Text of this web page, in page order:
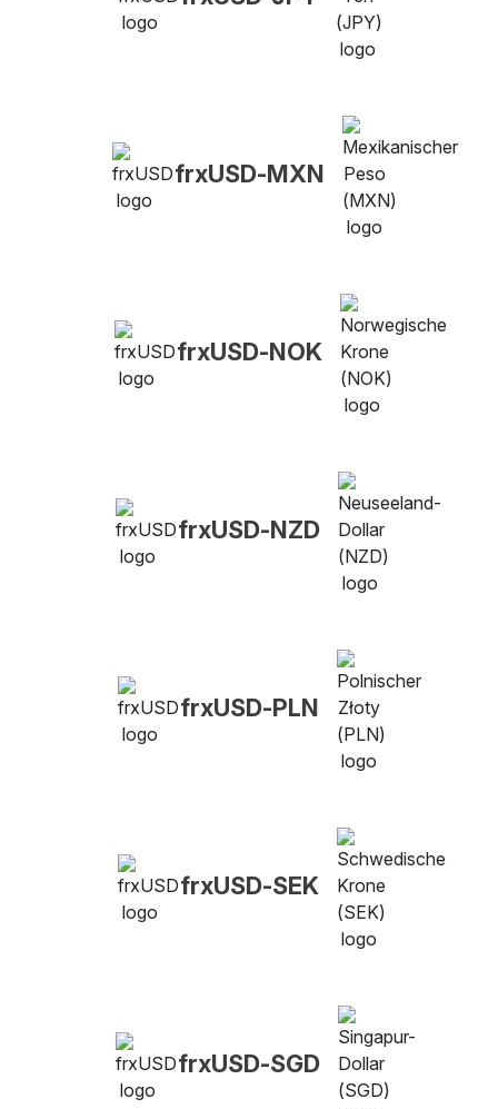
frxUSD-MXN
frxUSD-NOK
frxUSD-NZD
frxUSD-PLN
frxUSD-SEK
frxUSD-SGD